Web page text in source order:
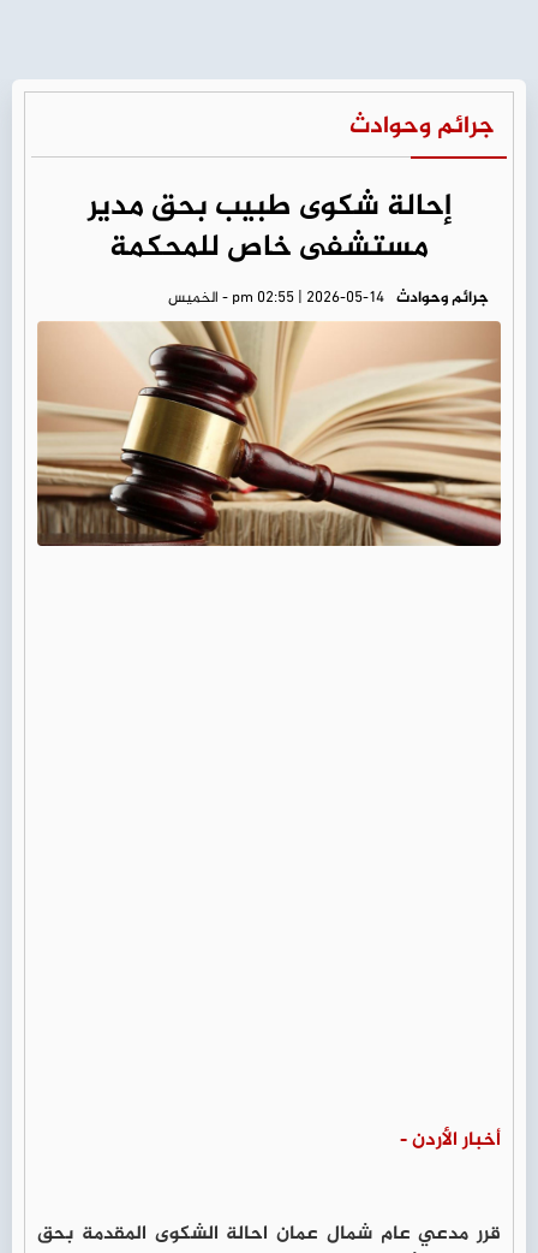
جرائم وحوادث
إحالة شكوى طبيب بحق مدير
مستشفى خاص للمحكمة
جرائم وحوادث pm 02:55 | 2026-05-14 - الخميس
أخبار الأردن -
قرر مدعي عام شمال عمان احالة الشكوى المقدمة بحق